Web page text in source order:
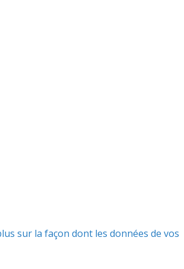
sur la façon dont les données de vos